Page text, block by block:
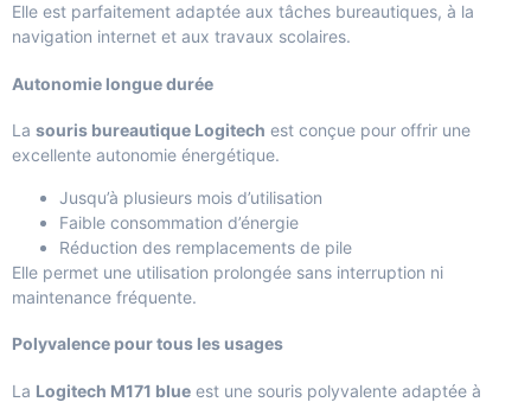
Elle est parfaitement adaptée aux tâches bureautiques, à la
navigation internet et aux travaux scolaires.
Autonomie longue durée
La souris bureautique Logitech est conçue pour offrir une
excellente autonomie énergétique.
Jusqu’à plusieurs mois d’utilisation
Faible consommation d’énergie
Réduction des remplacements de pile
Elle permet une utilisation prolongée sans interruption ni
maintenance fréquente.
Polyvalence pour tous les usages
La Logitech M171 blue est une souris polyvalente adaptée à